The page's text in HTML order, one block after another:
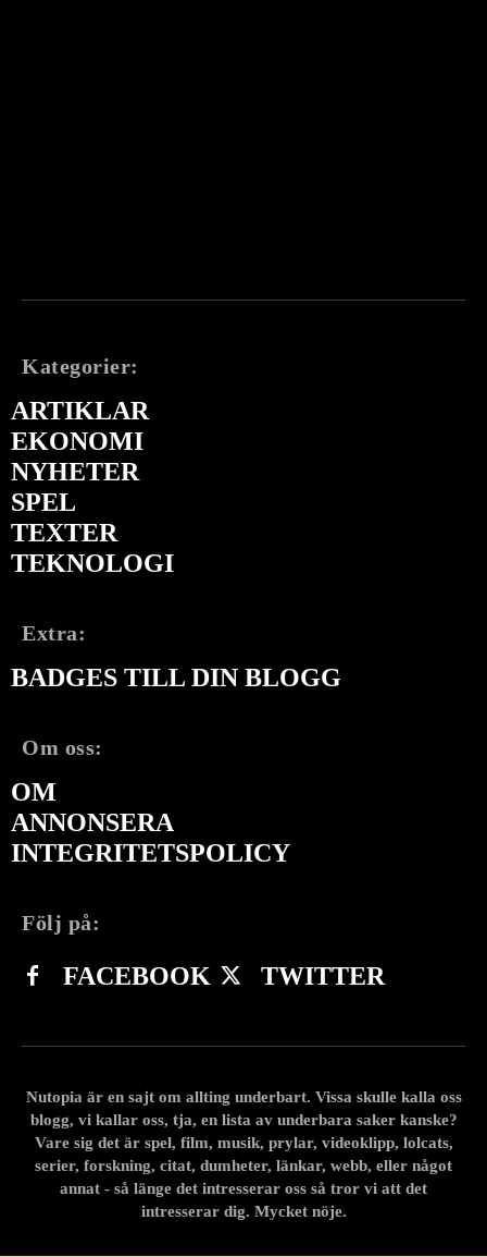
Kategorier:
ARTIKLAR
EKONOMI
NYHETER
SPEL
TEXTER
TEKNOLOGI
Extra:
BADGES TILL DIN BLOGG
Om oss:
OM
ANNONSERA
INTEGRITETSPOLICY
Följ på:
FACEBOOK TWITTER
Nutopia är en sajt om allting underbart. Vissa skulle kalla oss
blogg, vi kallar oss, tja, en lista av underbara saker kanske?
Vare sig det är spel, film, musik, prylar, videoklipp, lolcats,
serier, forskning, citat, dumheter, länkar, webb, eller något
annat - så länge det intresserar oss så tror vi att det
intresserar dig. Mycket nöje.